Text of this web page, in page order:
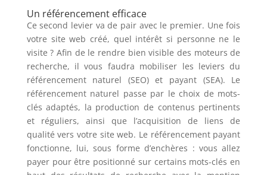
Un référencement efficace
Ce second levier va de pair avec le premier. Une fois
votre site web créé, quel intérêt si personne ne le
visite ? Afin de le rendre bien visible des moteurs de
recherche, il vous faudra mobiliser les leviers du
référencement naturel (SEO) et payant (SEA). Le
référencement naturel passe par le choix de mots-
clés adaptés, la production de contenus pertinents
et réguliers, ainsi que l’acquisition de liens de
qualité vers votre site web. Le référencement payant
fonctionne, lui, sous forme d’enchères : vous allez
payer pour être positionné sur certains mots-clés en